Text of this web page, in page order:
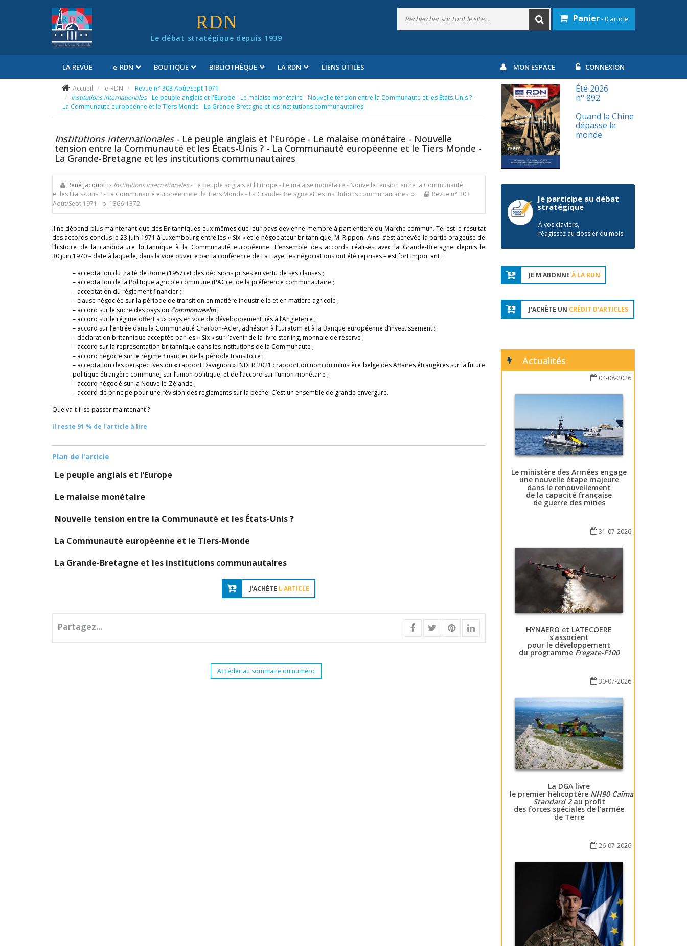
RDN
Le débat stratégique depuis 1939
Panier- 0 article
LA REVUE e-RDN BOUTIQUE BIBLIOTHÈQUE LA RDN LIENS UTILES MON ESPACE CONNEXION
Accueil e-RDN
Revue n° 303 Août/Sept 1971
Institutions internationales- Le peuple anglais et l'Europe - Le malaise monétaire - Nouvelle tension entre la Communauté et les États-Unis ? -
La Communauté européenne et le Tiers Monde - La Grande-Bretagne et les institutions communautaires
Institutions internationales- Le peuple anglais et l'Europe - Le malaise monétaire - Nouvelle
tension entre la Communauté et les États-Unis ? - La Communauté européenne et le Tiers Monde -
La Grande-Bretagne et les institutions communautaires
René Jacquot, « Institutions internationales- Le peuple anglais et l'Europe - Le malaise monétaire - Nouvelle tension entre la Communauté
et les États-Unis ? - La Communauté européenne et le Tiers Monde - La Grande-Bretagne et les institutions communautaires »
Revue n° 303
Août/Sept 1971 - p. 1366-1372
Il ne dépend plus maintenant que des Britanniques eux-mêmes que leur pays devienne membre à part entière du Marché commun. Tel est le résultat
des accords conclus le 23 juin 1971 à Luxembourg entre les « Six » et le négociateur britannique, M. Rippon. Ainsi s’est achevée la partie orageuse de
l’histoire de la candidature britannique à la Communauté européenne. L’ensemble des accords réalisés avec la Grande-Bretagne depuis le
30 juin 1970 – date à laquelle, dans la voie ouverte par la conférence de La Haye, les négociations ont été reprises – est fort important :
– acceptation du traité de Rome (1957) et des décisions prises en vertu de ses clauses ;
– acceptation de la Politique agricole commune (PAC) et de la préférence communautaire ;
– acceptation du règlement financier ;
– clause négociée sur la période de transition en matière industrielle et en matière agricole ;
– accord sur le sucre des pays du Commonwealth;
– accord sur le régime offert aux pays en voie de développement liés à l’Angleterre ;
– accord sur l’entrée dans la Communauté Charbon-Acier, adhésion à l’Euratom et à la Banque européenne d’investissement ;
– déclaration britannique acceptée par les « Six » sur l’avenir de la livre sterling, monnaie de réserve ;
– accord sur la représentation britannique dans les institutions de la Communauté ;
– accord négocié sur le régime financier de la période transitoire ;
– acceptation des perspectives du « rapport Davignon » [NDLR 2021 : rapport du nom du ministère belge des Affaires étrangères sur la future
politique étrangère commune] sur l’union politique, et de l’accord sur l’union monétaire ;
– accord négocié sur la Nouvelle-Zélande ;
– accord de principe pour une révision des règlements sur la pêche. C’est un ensemble de grande envergure.
Que va-t-il se passer maintenant ?
Il reste 91 % de l'article à lire
Plan de l'article
Le peuple anglais et l’Europe
Le malaise monétaire
Nouvelle tension entre la Communauté et les États-Unis ?
La Communauté européenne et le Tiers-Monde
La Grande-Bretagne et les institutions communautaires
J'ACHÈTE L'ARTICLE
Partagez...
Accéder au sommaire du numéro
Été 2026
n° 892
Quand la Chine
dépasse le
monde
Je participe au débat
stratégique
À vos claviers,
réagissez au dossier du mois
JE M'ABONNE À LA RDN
J'ACHÈTE UN CRÉDIT D'ARTICLES
Actualités
04-08-2026
Le ministère des Armées engage
une nouvelle étape majeure
dans le renouvellement
de la capacité française
de guerre des mines
31-07-2026
HYNAERO et LATECOERE
s’associent
pour le développement
du programme Fregate-F100
30-07-2026
La DGA livre
le premier hélicoptère NH90 Caïman
Standard 2au profit
des forces spéciales de l’armée
de Terre
26-07-2026